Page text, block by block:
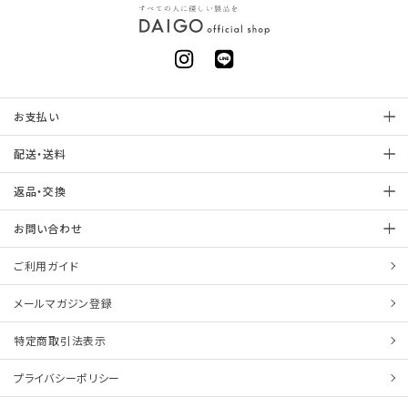
お支払い
配送・送料
返品・交換
お問い合わせ
ご利用ガイド
メールマガジン登録
特定商取引法表示
プライバシーポリシー